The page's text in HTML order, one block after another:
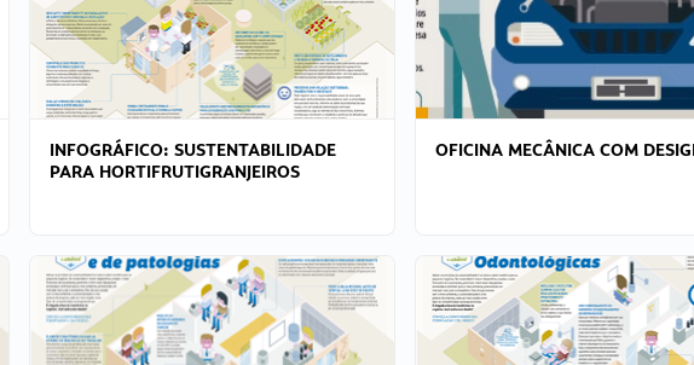
INFOGRÁFICO: SUSTENTABILIDADE
PARA HORTIFRUTIGRANJEIROS
OFICINA MECÂNICA COM